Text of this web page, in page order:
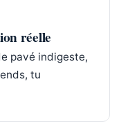
réelle
pavé indigeste,
tu